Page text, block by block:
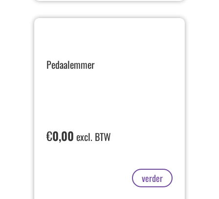
Pedaalemmer
€0,00 excl. BTW
verder